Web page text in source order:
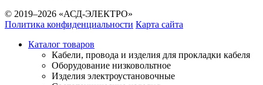
© 2019–2026 «АСД-ЭЛЕКТРО»
Политика конфиденциальности Карта сайта
Каталог товаров
Кабели, провода и изделия для прокладки кабеля
Оборудование низковольтное
Изделия электроустановочные